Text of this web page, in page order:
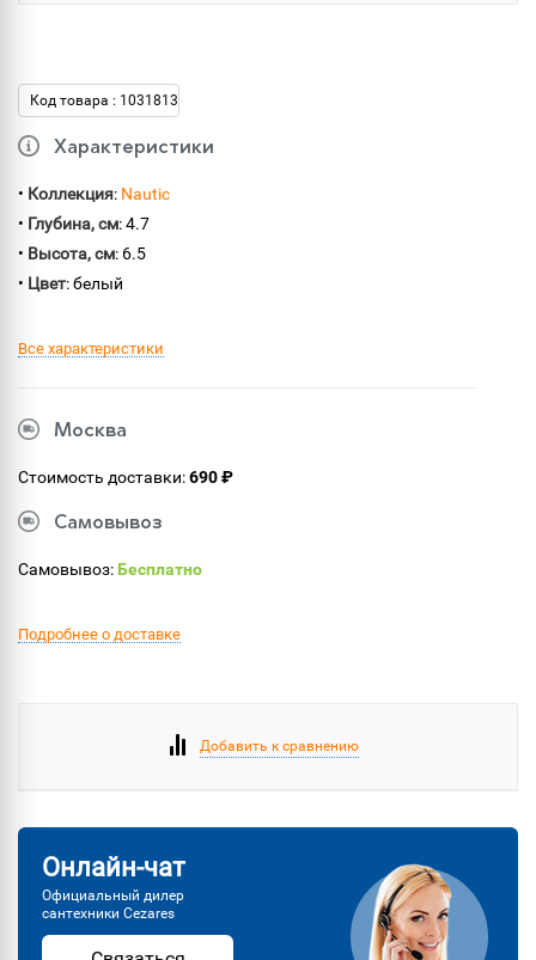
Код товара : 1031813
Характеристики
• Коллекция: Nautic
• Глубина, см: 4.7
• Высота, см: 6.5
• Цвет: белый
Все характеристики
Москва
Стоимость доставки:690 ₽
Самовывоз
Самовывоз:Бесплатно
Подробнее о доставке
Добавить к сравнению
Онлайн-чат
Официальный дилер
сантехники Cezares